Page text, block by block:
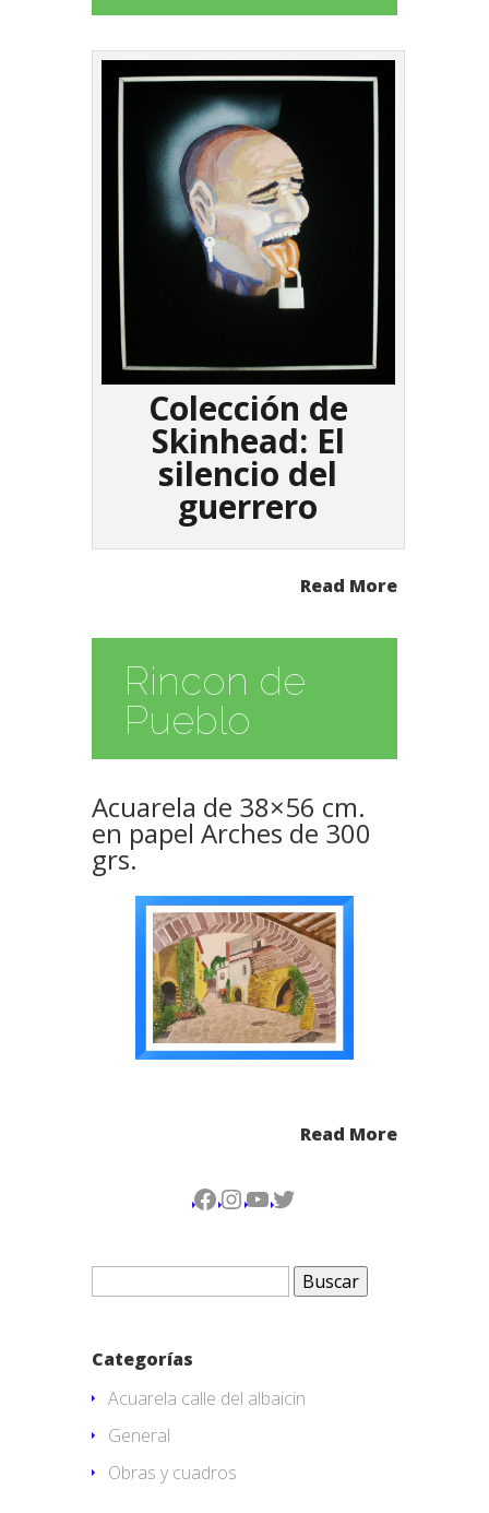
Colección de
Skinhead: El
silencio del
guerrero
Read More
Rincon de
Pueblo
Acuarela de 38×56 cm.
en papel Arches de 300
grs.
Read More
Facebook
Instagram
YouTube
Twitter
Buscar:
Categorías
Acuarela calle del albaicin
General
Obras y cuadros